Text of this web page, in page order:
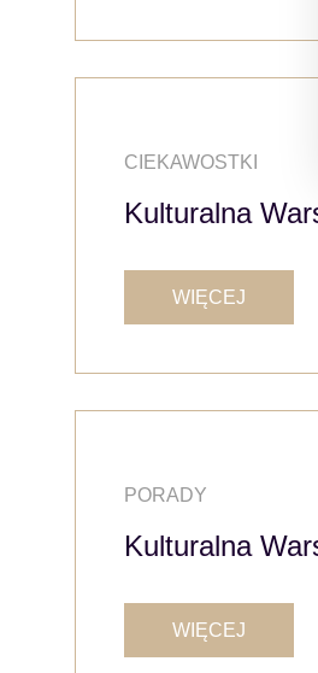
CIEKAWOSTKI
Kulturalna
WIĘCEJ
PORADY
Kulturalna
WIĘCEJ